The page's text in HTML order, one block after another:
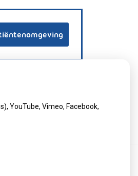
YouTube, Vimeo, Facebook,